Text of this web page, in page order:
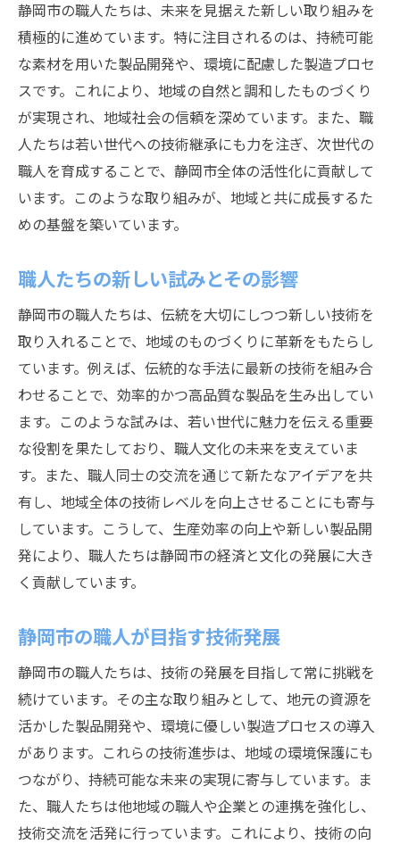
静岡市の職人たちは、未来を見据えた新しい取り組みを
積極的に進めています。特に注目されるのは、持続可能
な素材を用いた製品開発や、環境に配慮した製造プロセ
スです。これにより、地域の自然と調和したものづくり
が実現され、地域社会の信頼を深めています。また、職
人たちは若い世代への技術継承にも力を注ぎ、次世代の
職人を育成することで、静岡市全体の活性化に貢献して
います。このような取り組みが、地域と共に成長するた
めの基盤を築いています。
職人たちの新しい試みとその影響
静岡市の職人たちは、伝統を大切にしつつ新しい技術を
取り入れることで、地域のものづくりに革新をもたらし
ています。例えば、伝統的な手法に最新の技術を組み合
わせることで、効率的かつ高品質な製品を生み出してい
ます。このような試みは、若い世代に魅力を伝える重要
な役割を果たしており、職人文化の未来を支えていま
す。また、職人同士の交流を通じて新たなアイデアを共
有し、地域全体の技術レベルを向上させることにも寄与
しています。こうして、生産効率の向上や新しい製品開
発により、職人たちは静岡市の経済と文化の発展に大き
く貢献しています。
静岡市の職人が目指す技術発展
静岡市の職人たちは、技術の発展を目指して常に挑戦を
続けています。その主な取り組みとして、地元の資源を
活かした製品開発や、環境に優しい製造プロセスの導入
があります。これらの技術進歩は、地域の環境保護にも
つながり、持続可能な未来の実現に寄与しています。ま
た、職人たちは他地域の職人や企業との連携を強化し、
技術交流を活発に行っています。これにより、技術の向